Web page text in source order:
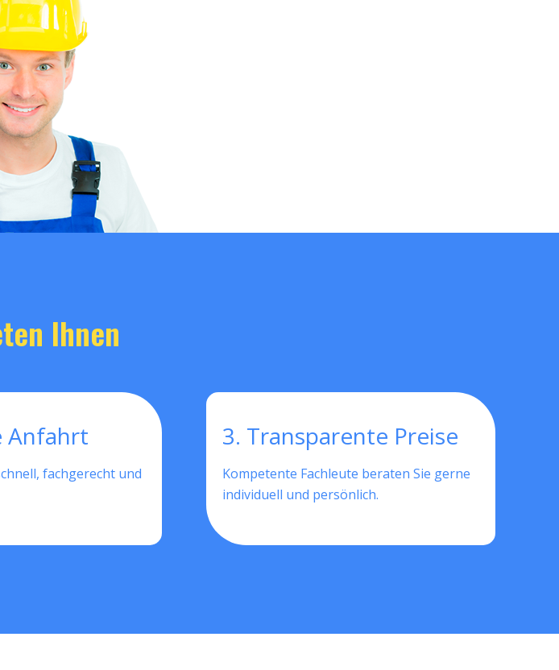
Ihnen
Anfahrt
fachgerecht und
3. Transparente Preise
Kompetente Fachleute beraten Sie gerne
individuell und persönlich.